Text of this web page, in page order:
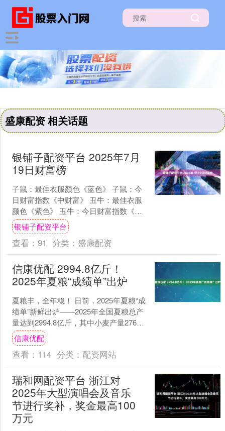
盛康配资 相关话题
银铺子配资平台 2025年7月
19日财富榜
子鼠：最佳衣服颜色《蓝色》 子鼠：今
日财富指数《中财富》 丑牛：最佳衣服
颜色《紫色》 丑牛：今日财富指数《中
财富》 寅虎：最佳衣服颜色《灰色》 寅
虎：今日财富指....
银铺子配资平台
查看： 91 分类： 盛康配资
信康优配 2994.8亿斤！
2025年夏粮“成绩单”出炉
夏粮丰，全年稳！ 日前，2025年夏粮“成
绩单”新鲜出炉——2025年全国夏粮总产
量达到2994.8亿斤，其中小麦产量2763.2
亿斤，实现稳产丰收。 国家统计....
信康优配
查看： 114 分类： 配资网站
瑞和网配资平台 浙江对
2025年大型演唱会及音乐
节进行奖补，奖金最高100
万元